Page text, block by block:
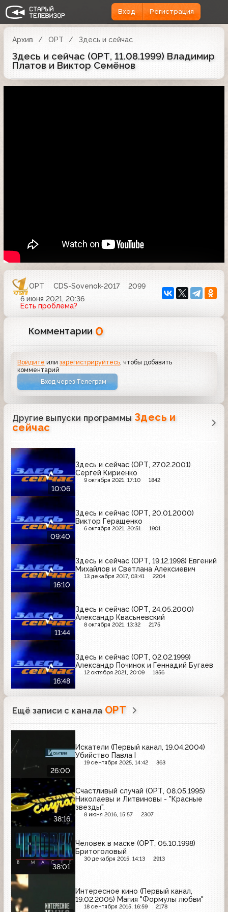
Вход Регистрация
Архив ОРТ Здесь и сейчас
Здесь и сейчас (ОРТ, 11.08.1999) Владимир
Платов и Виктор Семёнов
ОРТ CDS-Sovenok-2017
2099
6 июня 2021, 20:36
Есть проблема?
Комментарии 0
Войдите илизарегистрируйтесь , чтобы добавить
комментарий
Вход через Телеграм
Другие выпуски программы Здесь и
сейчас
10:06
Здесь и сейчас (ОРТ, 27.02.2001)
Сергей Кириенко
9 октября 2021, 17:10 1842
09:40
Здесь и сейчас (ОРТ, 20.01.2000)
Виктор Геращенко
6 октября 2021, 20:51 1901
16:10
Здесь и сейчас (ОРТ, 19.12.1998) Евгений
Михайлов и Светлана Алексиевич
13 декабря 2017, 03:41 2204
11:44
Здесь и сейчас (ОРТ, 24.05.2000)
Александр Квасьневский
8 октября 2021, 13:32 2175
16:48
Здесь и сейчас (ОРТ, 02.02.1999)
Александр Починок и Геннадий Бугаев
12 октября 2021, 20:09 1856
Ещё записи с канала ОРТ
26:00
Искатели (Первый канал, 19.04.2004)
Убийство Павла I
19 сентября 2025, 14:42 363
38:16
Счастливый случай (ОРТ, 08.05.1995)
Николаевы и Литвиновы - "Красные
звезды".
8 июня 2016, 15:57 2307
38:01
Человек в маске (ОРТ, 05.10.1998)
Бритоголовый
30 декабря 2015, 14:13 2913
Интересное кино (Первый канал,
19.02.2005) Магия "Формулы любви"
18 сентября 2015, 16:59 2178